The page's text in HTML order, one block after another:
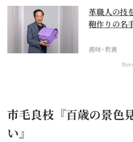
革職人の技
鞄作りの名
趣味･教養
市毛良枝『百歳の景色
い』